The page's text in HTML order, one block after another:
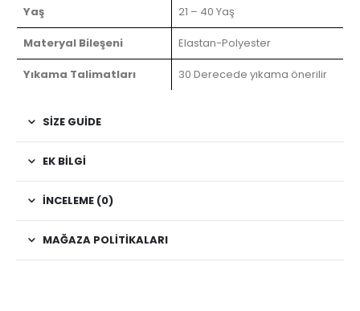
Yaş 21 – 40 Yaş
Materyal Bileşeni Elastan-Polyester
Yıkama Talimatları 30 Derecede yıkama önerilir
SIZE GUIDE
EK BILGI
İNCELEME (0)
MAĞAZA POLITIKALARI